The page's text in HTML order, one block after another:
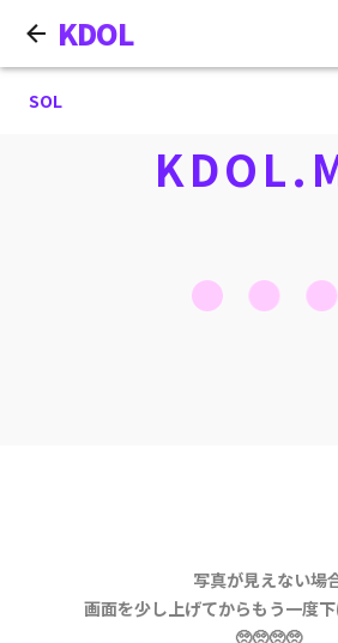
KDOL
SOL
写真が見えない場
画面を少し上げてからもう一度下
🥺🥺🥺🥺